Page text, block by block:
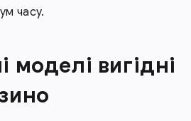
часу.
моделі вигідні